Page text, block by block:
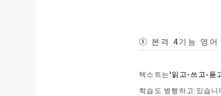
① 본격 4기능 영어
텍스트는'읽고-쓰고-듣
학습도 병행하고 있습니